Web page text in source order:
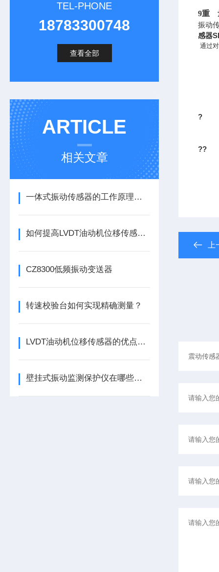
TEL-PHONE
18783300748
查看全部
ARTICLE
相关文章
一体式振动传感器的工作原理是什么？
如何提高LVDT油动机位移传感器的精度？
CZ8300低频振动变送器
转速校验台如何实现精确测量？
LVDT油动机位移传感器的优点分别有这几点
壁挂式振动监测保护仪在哪些领域有广泛应用？
9重
振动
感器
通过
?
??